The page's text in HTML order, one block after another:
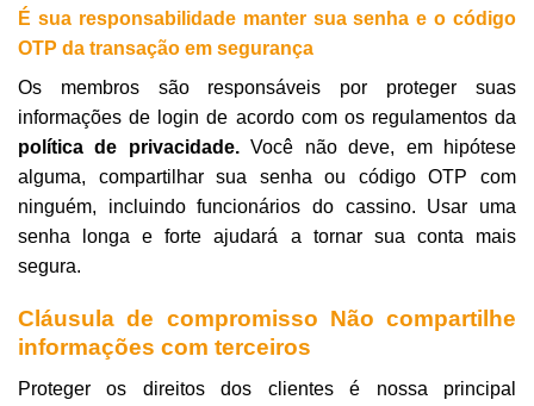
É sua responsabilidade manter sua senha e o código
OTP da transação em segurança
Os membros são responsáveis ​​por proteger suas
informações de login de acordo com os regulamentos da
política de privacidade.Você não deve, em hipótese
alguma, compartilhar sua senha ou código OTP com
ninguém, incluindo funcionários do cassino. Usar uma
senha longa e forte ajudará a tornar sua conta mais
segura.
Cláusula de compromisso Não compartilhe
informações com terceiros
Proteger os direitos dos clientes é nossa principal